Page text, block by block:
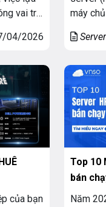
vai trò
là nên
xu
04/2026
máy
băng
nhất.
server,
soát hệ
Server
chủ
của bạn
Top 10
bán
Năm